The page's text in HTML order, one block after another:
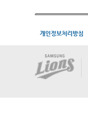
개인정보처리방침